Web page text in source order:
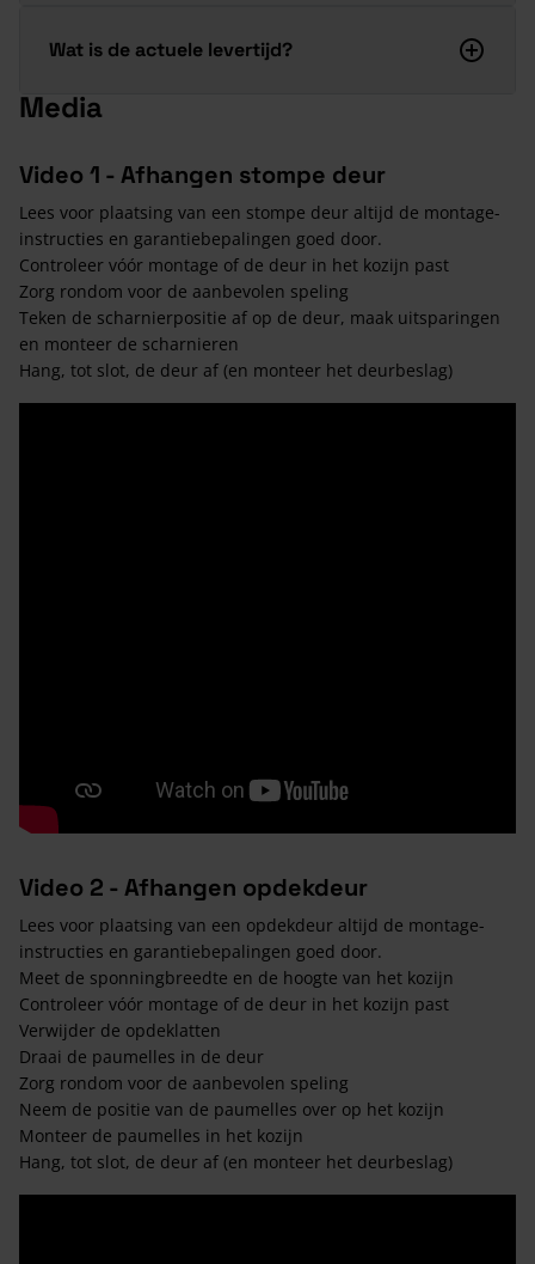
Wat is de actuele levertijd?
Media
Video 1 - Afhangen stompe deur
Lees voor plaatsing van een stompe deur altijd de montage-
instructies en garantiebepalingen goed door.
Controleer vóór montage of de deur in het kozijn past
Zorg rondom voor de aanbevolen speling
Teken de scharnierpositie af op de deur, maak uitsparingen
en monteer de scharnieren
Hang, tot slot, de deur af (en monteer het deurbeslag)
Video 2 - Afhangen opdekdeur
Lees voor plaatsing van een opdekdeur altijd de montage-
instructies en garantiebepalingen goed door.
Meet de sponningbreedte en de hoogte van het kozijn
Controleer vóór montage of de deur in het kozijn past
Verwijder de opdeklatten
Draai de paumelles in de deur
Zorg rondom voor de aanbevolen speling
Neem de positie van de paumelles over op het kozijn
Monteer de paumelles in het kozijn
Hang, tot slot, de deur af (en monteer het deurbeslag)